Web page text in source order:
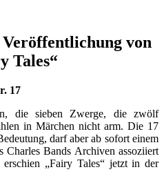
von
Tales“
17
die sieben Zwerge, die zwölf
in Märchen nicht arm. Die 17
darf aber ab sofort einem
Charles Bands Archiven assoziiert
„Fairy Tales“ jetzt in der